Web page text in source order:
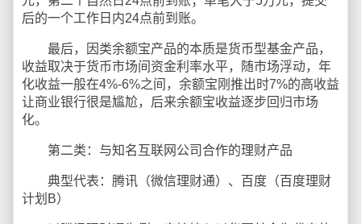
后的一个工作日内24点前到账。
最后，因类余额宝产品的本质是货币型基金产品，
收益取决于货币市场间资金利率水平，随市场浮动，年
化收益一般在4%-6%之间，余额宝刚推出时7%的高收益
让商业银行很是尴尬，后来余额宝收益逐步回归市场
化。
第二类：与知名互联网公司合作的理财产品
典型代表：腾讯（微信理财通）、百度（百度理财
计划B）